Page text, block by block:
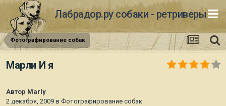
Лабрадор.ру собаки - ретриверы
Фотографирование собак
Марли И я
Автор Marly
2 декабря, 2009 в Фотографирование собак